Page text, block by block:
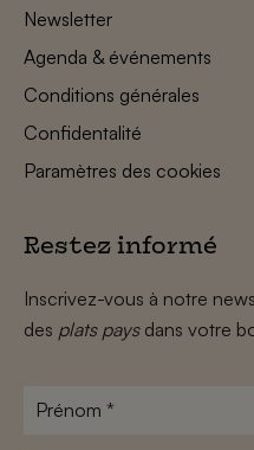
Newsletter
Agenda & événements
Conditions générales
Confidentalité
Paramètres des cookies
Restez informé
Inscrivez-vous à notre
des plats paysdans votre
Prénom